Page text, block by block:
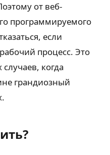
от веб-
программируемого
если
процесс. Это
когда
грандиозный